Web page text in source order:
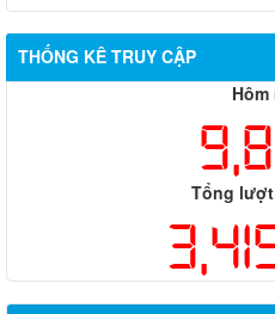
THỐNG KÊ TRUY CẬP
Hôm
Tổng